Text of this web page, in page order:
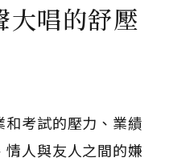
大唱的舒壓
考試的壓力、業績
人與友人之間的嫌